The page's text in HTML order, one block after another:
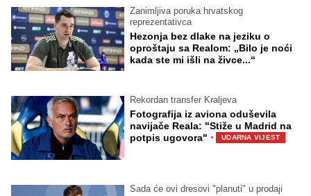
Zanimljiva poruka hrvatskog
reprezentativca
Hezonja bez dlake na jeziku o
oproštaju sa Realom: „Bilo je noći
kada ste mi išli na živce...“
Rekordan transfer Kraljeva
Fotografija iz aviona oduševila
navijače Reala: "Stiže u Madrid na
potpis ugovora" · UDARNA VIJEST
Sada će ovi dresovi "planuti" u prodaji